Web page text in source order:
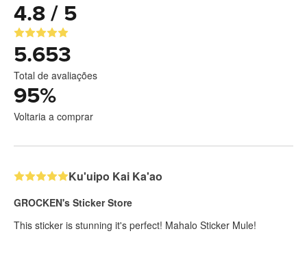
4.8 / 5
5.653
Total de avaliações
95%
Voltaria a comprar
Ku'uipo Kai Ka'ao
GROCKEN's Sticker Store
This sticker is stunning it's perfect! Mahalo Sticker Mule!